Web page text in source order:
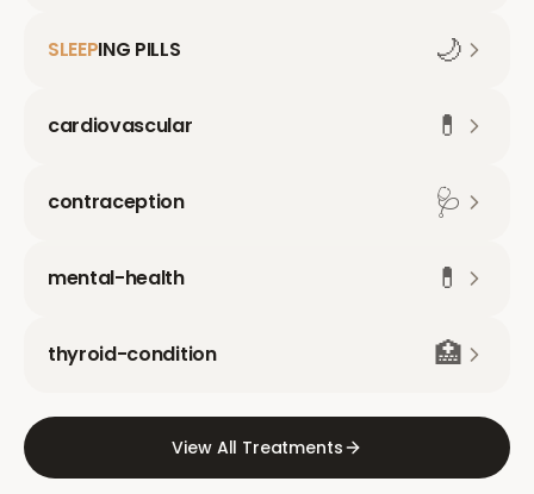
SLEEPING PILLS 🌙
cardiovascular 💊
contraception 🩺
mental-health 💊
thyroid-condition 🏥
View All Treatments